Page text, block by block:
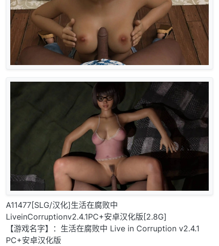
A11477[SLG/汉化]生活在腐败中
LiveinCorruptionv2.4.1PC+安卓汉化版[2.8G]
【游戏名字】：生活在腐败中 Live in Corruption v2.4.1
PC+安卓汉化版